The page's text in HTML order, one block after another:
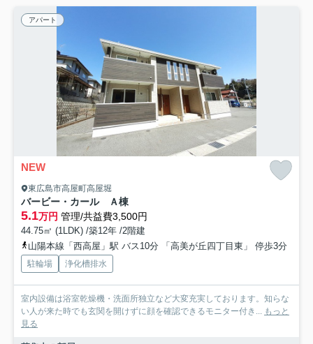
アパート
NEW
東広島市高屋町高屋堀
バービー・カール Ａ棟
5.1万円 管理/共益費3,500円
44.75㎡ (1LDK) /築12年 /2階建
山陽本線「西高屋」駅 バス10分 「高美が丘四丁目東」 停歩3分
駐輪場 浄化槽排水
室内設備は浴室乾燥機・洗面所独立など大変充実しております。知らな
い人が来た時でも玄関を開けずに顔を確認できるモニター付き... もっと
見る